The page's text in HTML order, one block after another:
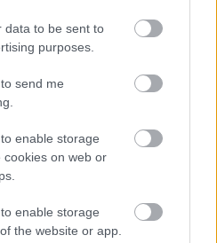
data to be sent to
purposes.
send me
enable storage
cookies on web or
enable storage
the website or app.